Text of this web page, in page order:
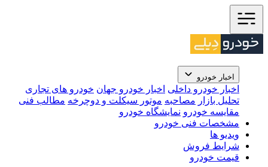
اخبار خودرو
اخبار خودرو داخلی اخبار خودرو جهان خودرو های تجاری
تحلیل بازار مصاحبه موتور سیکلت و دوچرخه مطالب فنی
مقایسه خودرو نمایشگاه خودرو
مشخصات فنی خودرو
ویدیو ها
شرایط فروش
قیمت خودرو